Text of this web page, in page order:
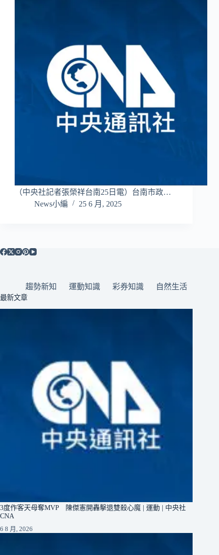
（中央社記者張榮祥台南25日電）台南市政…
News小編
25 6 月, 2025
趨勢新知 運動知識 彩券知識 自然生活
最新文章
3度作客天母奪MVP 陳傑憲開轟擊退雙殺心魔 | 運動 | 中央社
CNA
6 8 月, 2026